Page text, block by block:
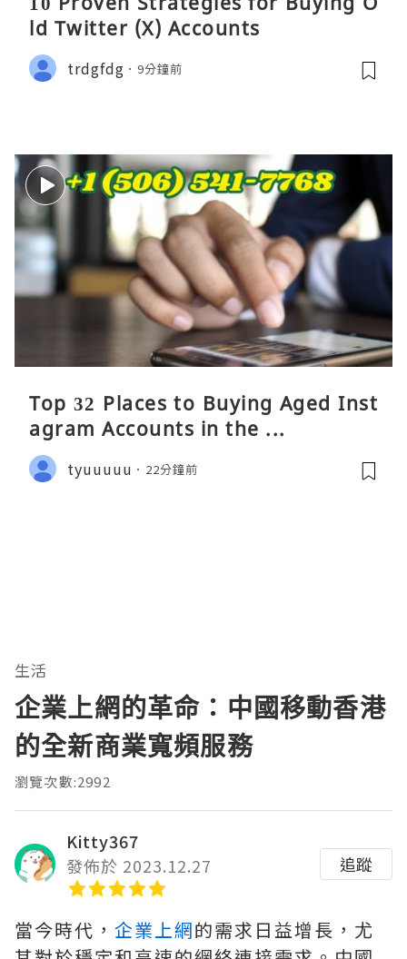
ld Twitter (X) Accounts
trdgfdg 9分鐘前
Top 32 Places to Buying Aged Inst
agram Accounts in the ...
tyuuuuu 22分鐘前
生活
企業上網的革命：中國移動香港
的全新商業寬頻服務
瀏覽次數:2992
Kitty367
發佈於 2023.12.27
追蹤
當今時代， 企業上網的需求日益增長，尤